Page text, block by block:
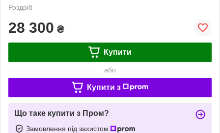
Роздріб
28 300 ₴
Купити
або
Купити з
Що таке купити з Пром?
Замовлення під захистом